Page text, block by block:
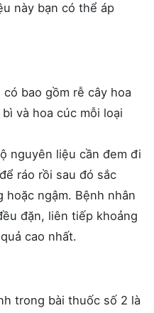
này bạn có thể áp
bao gồm rễ cây hoa
và hoa cúc mỗi loại
nguyên liệu cần đem đi
ráo rồi sau đó sắc
ngậm. Bệnh nhân
đặn, liên tiếp khoảng
cao nhất.
trong bài thuốc số 2 là